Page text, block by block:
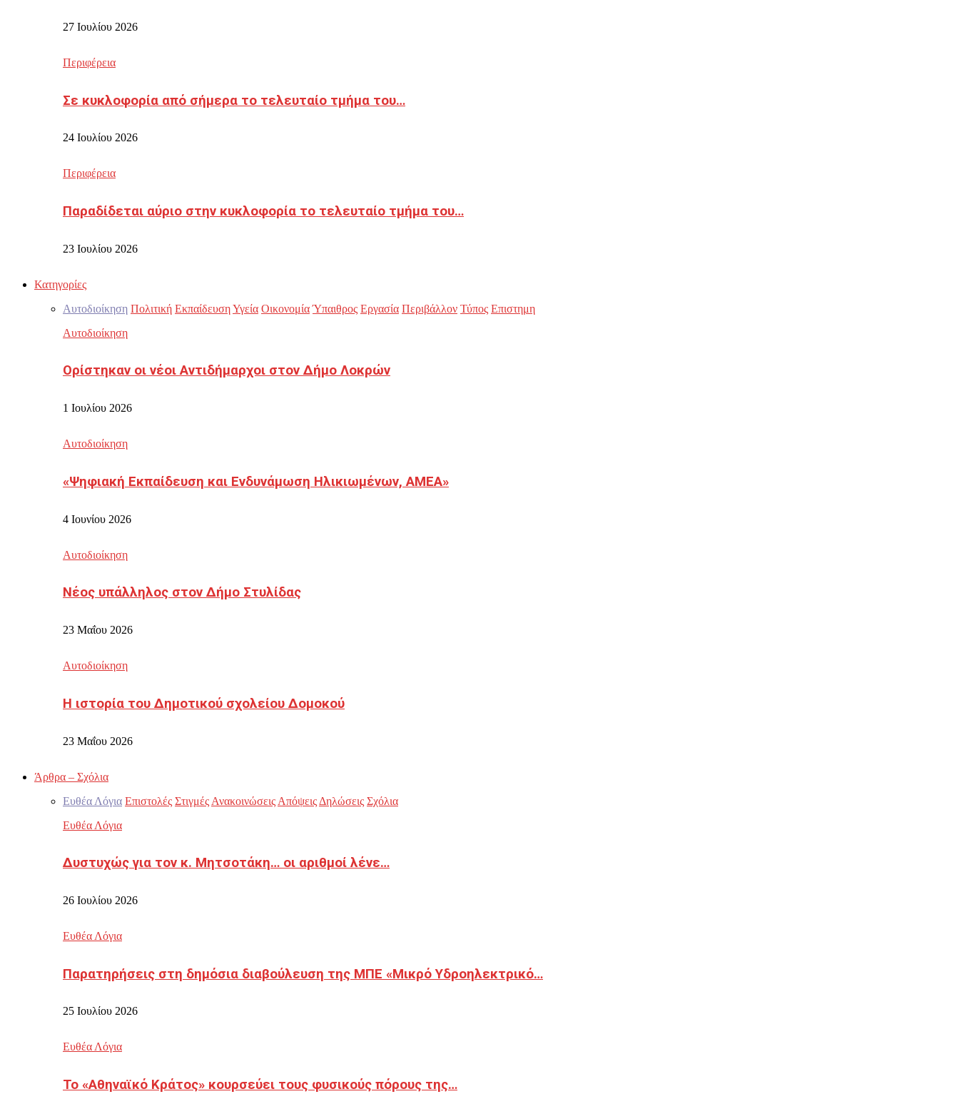
27 Ιουλίου 2026
Περιφέρεια
Σε κυκλοφορία από σήμερα το τελευταίο τμήμα του…
24 Ιουλίου 2026
Περιφέρεια
Παραδίδεται αύριο στην κυκλοφορία το τελευταίο τμήμα του…
23 Ιουλίου 2026
Κατηγορίες
Αυτοδιοίκηση Πολιτική ΕκπαίδευσηΥγεία Οικονομία Ύπαιθρος Εργασία Περιβάλλον Τύπος Επιστημη
Αυτοδιοίκηση
Ορίστηκαν οι νέοι Αντιδήμαρχοι στον Δήμο Λοκρών
1 Ιουλίου 2026
Αυτοδιοίκηση
«Ψηφιακή Εκπαίδευση και Ενδυνάμωση Ηλικιωμένων, ΑΜΕΑ»
4 Ιουνίου 2026
Αυτοδιοίκηση
Νέος υπάλληλος στον Δήμο Στυλίδας
23 Μαΐου 2026
Αυτοδιοίκηση
Η ιστορία του Δημοτικού σχολείου Δομοκού
23 Μαΐου 2026
Άρθρα – Σχόλια
Ευθέα Λόγια Επιστολές Στιγμές Ανακοινώσεις Απόψεις Δηλώσεις Σχόλια
Ευθέα Λόγια
Δυστυχώς για τον κ. Μητσοτάκη… οι αριθμοί λένε…
26 Ιουλίου 2026
Ευθέα Λόγια
Παρατηρήσεις στη δημόσια διαβούλευση της ΜΠΕ «Μικρό Υδροηλεκτρικό…
25 Ιουλίου 2026
Ευθέα Λόγια
Το «Αθηναϊκό Κράτος» κουρσεύει τους φυσικούς πόρους της…